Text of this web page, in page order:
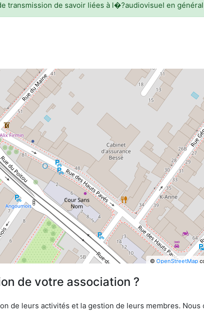
transmission de savoir liées à l�?audiovisuel en général
© OpenStreetMap
de votre association ?
de leurs activités et la gestion de leurs membres.